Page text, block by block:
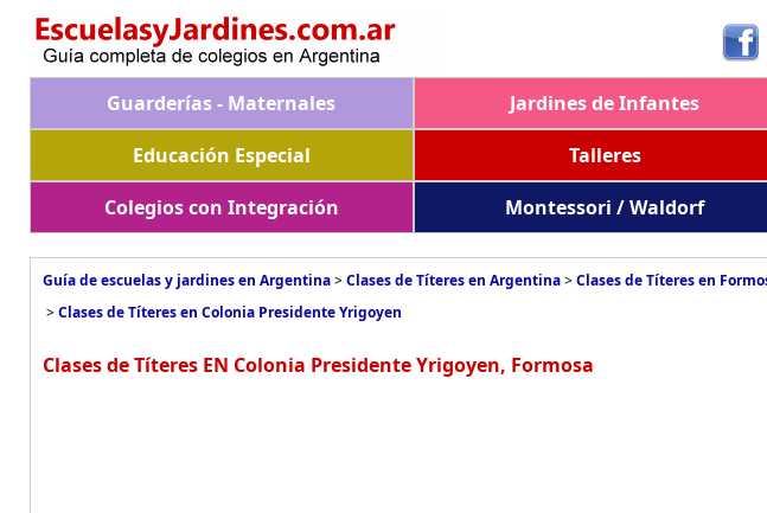
Guarderías - Maternales Jardines de Infantes
Educación Especial
Talleres
Colegios con Integración
Montessori / Waldorf
Guía de escuelas y jardines en Argentina>Clases de Títeres en Argentina>Clases de Títeres en
>Clases de Títeres en Colonia Presidente Yrigoyen
Clases de Títeres EN Colonia Presidente Yrigoyen, Formosa